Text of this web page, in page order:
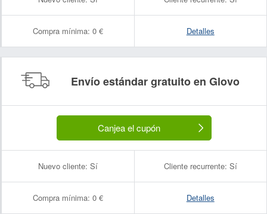
Compra mínima: 0 € Detalles
Envío estándar gratuito en Glovo
Canjea el cupón
Nuevo cliente: Sí Cliente recurrente: Sí
Compra mínima: 0 € Detalles